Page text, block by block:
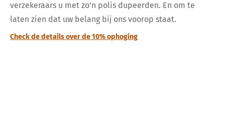
verzekeraars u met zo’n polis dupeerden. En om te
laten zien dat uw belang bij ons voorop staat.
Check de details over de 10% ophoging